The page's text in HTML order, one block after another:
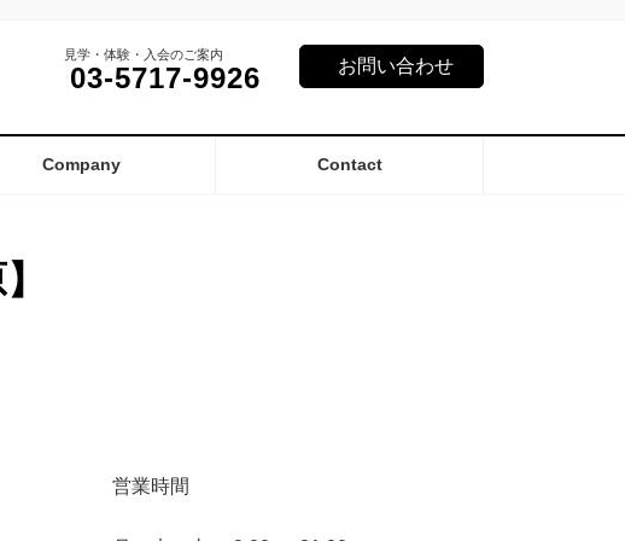
見学・体験・入会のご案内
03-5717-9926 お問い合わせ
Company Contact
営業時間